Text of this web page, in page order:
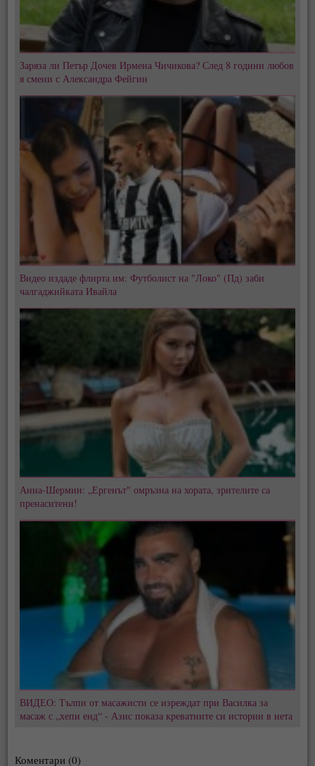
Заряза ли Петър Дочев Ирмена Чичикова? След 8 години любов
я смени с Александра Фейгин
Видео издаде флирта им: Футболист на "Локо" (Пд) заби
чалгаджийката Ивайла
Анна-Шермин: „Ергенът" омръзна на хората, зрителите са
пренаситени!
ВИДЕО: Тълпи от масажисти се изреждат при Василка за
масаж с „хепи енд“ - Азис показа креватните си истории в нета
Коментари (0)